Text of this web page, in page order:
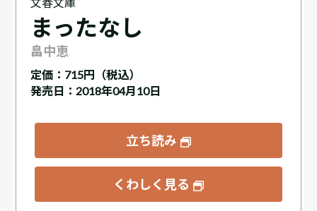
まったなし
畠中恵
定価： 715円（税込）
発売日：2018年04月10日
立ち読み
くわしく見る